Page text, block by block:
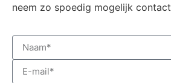
neem zo spoedig mogelijk